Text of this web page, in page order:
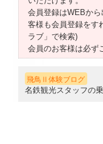
会員登録はWEBか
客様も会員登録をす
ラブ」で検索)
会員のお客様は必ず
飛鳥Ⅱ体験ブログ
名鉄観光スタッフの